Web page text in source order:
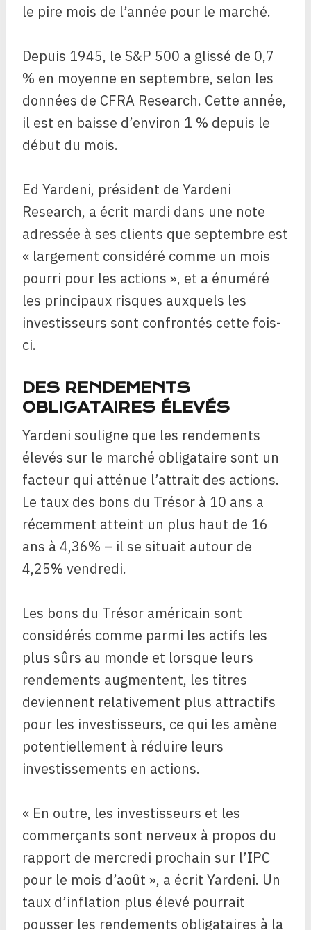
le pire mois de l’année pour le marché.
Depuis 1945, le S&P 500 a glissé de 0,7
% en moyenne en septembre, selon les
données de CFRA Research. Cette année,
il est en baisse d’environ 1 % depuis le
début du mois.
Ed Yardeni, président de Yardeni
Research, a écrit mardi dans une note
adressée à ses clients que septembre est
« largement considéré comme un mois
pourri pour les actions », et a énuméré
les principaux risques auxquels les
investisseurs sont confrontés cette fois-
ci.
DES RENDEMENTS
OBLIGATAIRES ÉLEVÉS
Yardeni souligne que les rendements
élevés sur le marché obligataire sont un
facteur qui atténue l’attrait des actions.
Le taux des bons du Trésor à 10 ans a
récemment atteint un plus haut de 16
ans à 4,36% – il se situait autour de
4,25% vendredi.
Les bons du Trésor américain sont
considérés comme parmi les actifs les
plus sûrs au monde et lorsque leurs
rendements augmentent, les titres
deviennent relativement plus attractifs
pour les investisseurs, ce qui les amène
potentiellement à réduire leurs
investissements en actions.
« En outre, les investisseurs et les
commerçants sont nerveux à propos du
rapport de mercredi prochain sur l’IPC
pour le mois d’août », a écrit Yardeni. Un
taux d’inflation plus élevé pourrait
pousser les rendements obligataires à la